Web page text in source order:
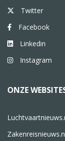
Twitter
Facebook
Linkedin
Instagram
ONZE